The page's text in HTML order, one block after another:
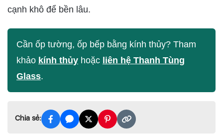
cạnh khô để bền lâu.
Cần ốp tường, ốp bếp bằng kính thủy? Tham
khảo kính thủy hoặc liên hệ Thanh Tùng
Glass.
Chia sẻ: